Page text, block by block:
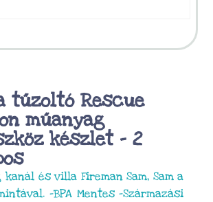
tűzoltó Rescue
műanyag
készlet – 2
kanál és villa Fireman Sam, Sam a
-BPA Mentes -Származási